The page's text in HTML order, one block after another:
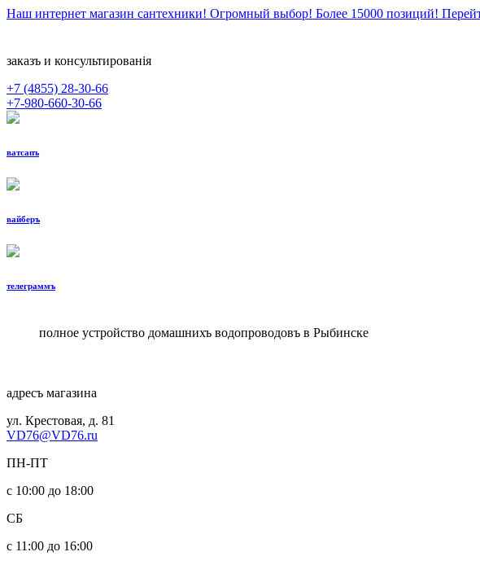
Наш интернет магазин сантехники! Огромный выбор! Более 15000 позиций!
заказъ и консультированiя
+7 (4855) 28-30-66
+7-980-660-30-66
ватсапъ
вайберъ
телеграммъ
полное устройство домашнихъ водопроводовъ в Рыбинске
адресъ магазина
ул. Крестовая, д. 81
VD76@VD76.ru
ПН-ПТ
с 10:00 до 18:00
СБ
с 11:00 до 16:00